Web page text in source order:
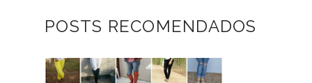
POSTS RECOMENDADOS